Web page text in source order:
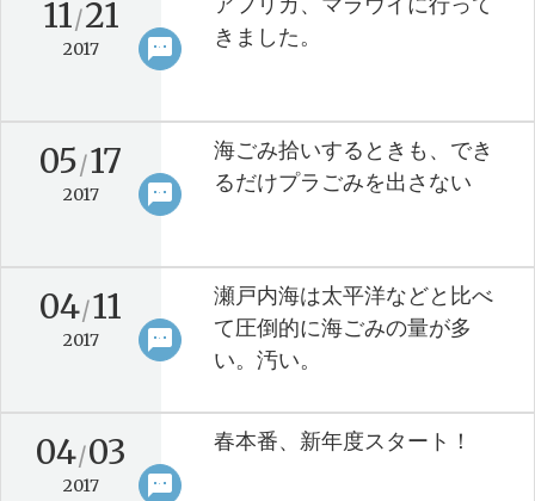
sms
11/21
2017
アフリカ、マラウイに行って
きました。
keyboard_arrow_right
sms
05/17
2017
海ごみ拾いするときも、でき
るだけプラごみを出さない
keyboard_arrow_right
sms
04/11
2017
瀬戸内海は太平洋などと比べ
て圧倒的に海ごみの量が多
い。汚い。
keyboard_arrow_right
sms
04/03
2017
春本番、新年度スタート！
keyboard_arrow_right